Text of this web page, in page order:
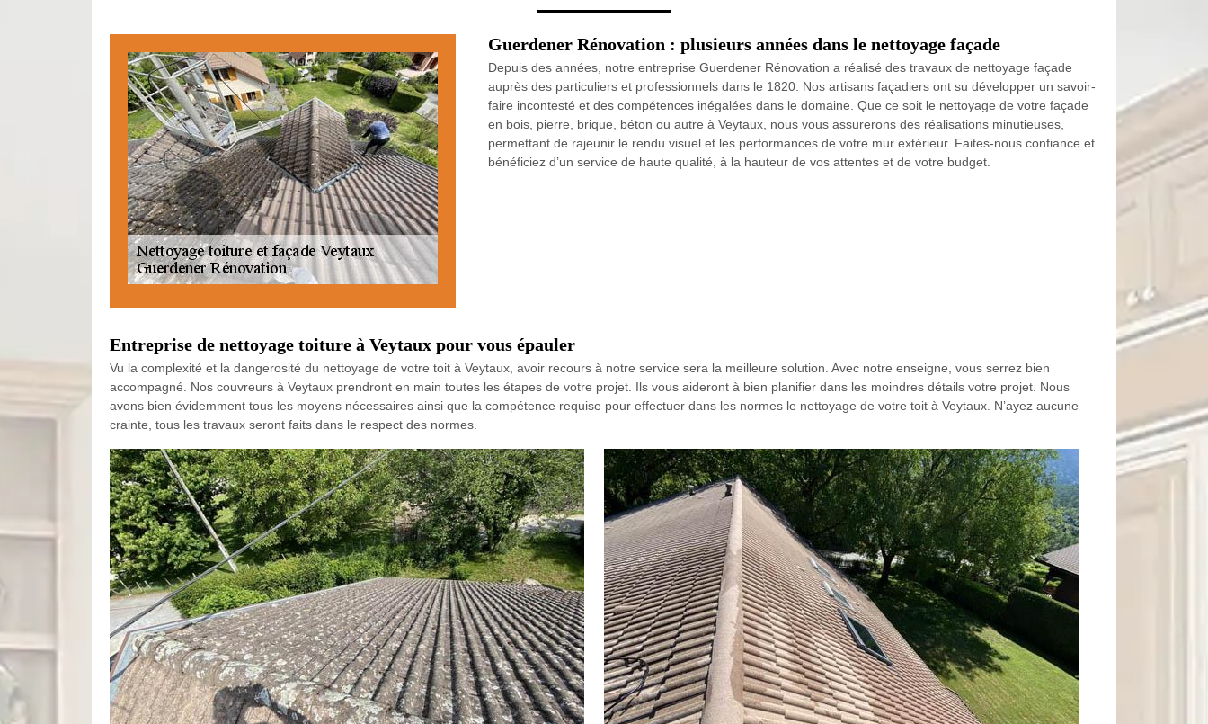
Guerdener Rénovation : plusieurs années dans le nettoyage façade
Depuis des années, notre entreprise Guerdener Rénovation a réalisé des travaux de nettoyage façade
auprès des particuliers et professionnels dans le 1820. Nos artisans façadiers ont su développer un savoir-
faire incontesté et des compétences inégalées dans le domaine. Que ce soit le nettoyage de votre façade
en bois, pierre, brique, béton ou autre à Veytaux, nous vous assurerons des réalisations minutieuses,
permettant de rajeunir le rendu visuel et les performances de votre mur extérieur. Faites-nous confiance et
bénéficiez d’un service de haute qualité, à la hauteur de vos attentes et de votre budget.
Entreprise de nettoyage toiture à Veytaux pour vous épauler
Vu la complexité et la dangerosité du nettoyage de votre toit à Veytaux, avoir recours à notre service sera la meilleure solution. Avec notre enseigne, vous serrez bien
accompagné. Nos couvreurs à Veytaux prendront en main toutes les étapes de votre projet. Ils vous aideront à bien planifier dans les moindres détails votre projet. Nous
avons bien évidemment tous les moyens nécessaires ainsi que la compétence requise pour effectuer dans les normes le nettoyage de votre toit à Veytaux. N’ayez aucune
crainte, tous les travaux seront faits dans le respect des normes.